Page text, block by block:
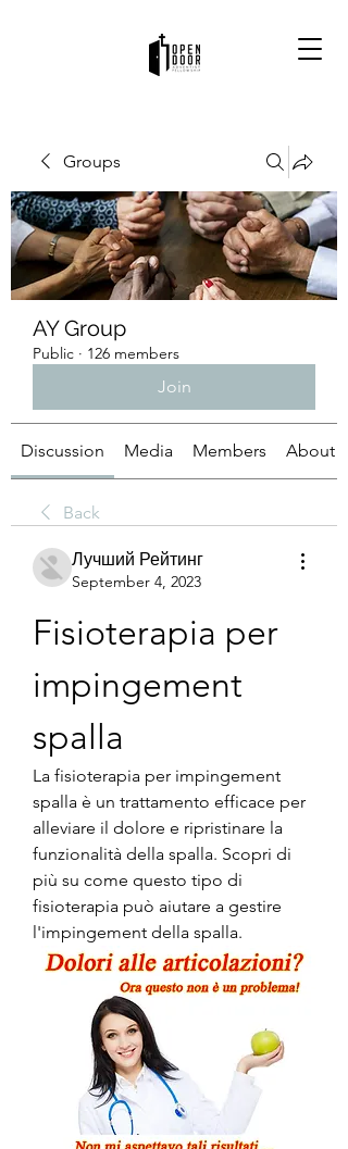
Groups
AY Group
Public · 126 members
Join
Discussion Media Members About
Back
Лучший Рейтинг
September 4, 2023
Fisioterapia per
impingement
spalla
La fisioterapia per impingement
spalla è un trattamento efficace per
alleviare il dolore e ripristinare la
funzionalità della spalla. Scopri di
più su come questo tipo di
fisioterapia può aiutare a gestire
l'impingement della spalla.